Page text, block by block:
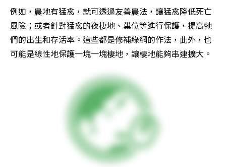
例如，農地有猛禽，就可透過友善農法，讓猛禽降低死亡
風險；或者針對猛禽的夜棲地、巢位等進行保護，提高牠
們的出生和存活率。這些都是修補綠網的作法，此外，也
可能是線性地保護一塊一塊棲地，讓棲地能夠串連擴大。